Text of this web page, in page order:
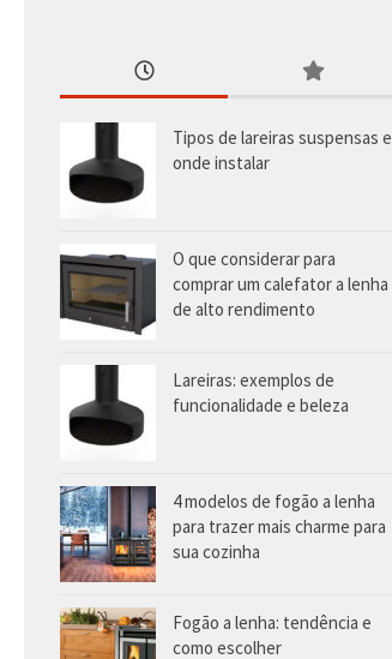
Tipos de lareiras suspensas e
onde instalar
O que considerar para
comprar um calefator a lenha
de alto rendimento
Lareiras: exemplos de
funcionalidade e beleza
4 modelos de fogão a lenha
para trazer mais charme para
sua cozinha
Fogão a lenha: tendência e
como escolher